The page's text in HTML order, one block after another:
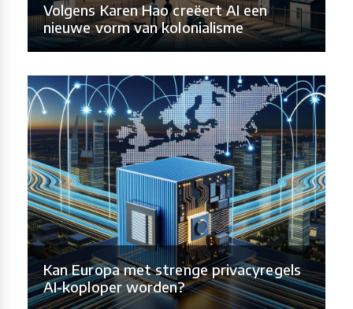
Volgens Karen Hao creëert AI een
nieuwe vorm van kolonialisme
Kan Europa met strenge privacyregels
AI-koploper worden?